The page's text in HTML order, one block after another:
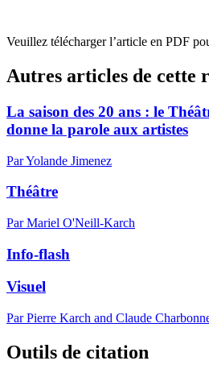
Veuillez télécharger l’article en PDF
Autres articles de cette
La saison des 20 ans : le
donne la parole aux artistes
Par Yolande Jimenez
Théâtre
Par Mariel O'Neill-Karch
Info-flash
Visuel
Par Pierre Karch and Claude
Outils de citation